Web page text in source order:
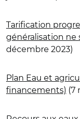
Tarification
généralisation ne
décembre 2023)
Plan Eau et
financements) (7